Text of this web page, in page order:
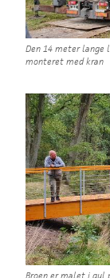
Den 14 meter lange
monteret med kran
Broen er malet i gul